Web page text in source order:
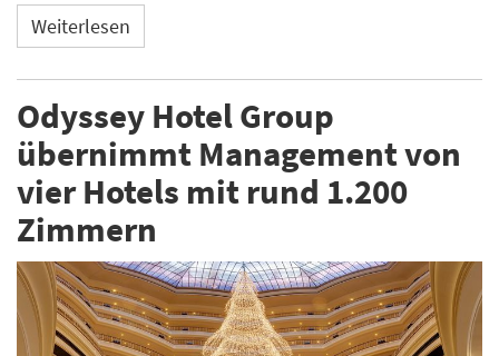
Weiterlesen
Odyssey Hotel Group
übernimmt Management von
vier Hotels mit rund 1.200
Zimmern